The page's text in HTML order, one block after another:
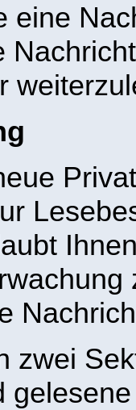
eine
zwei